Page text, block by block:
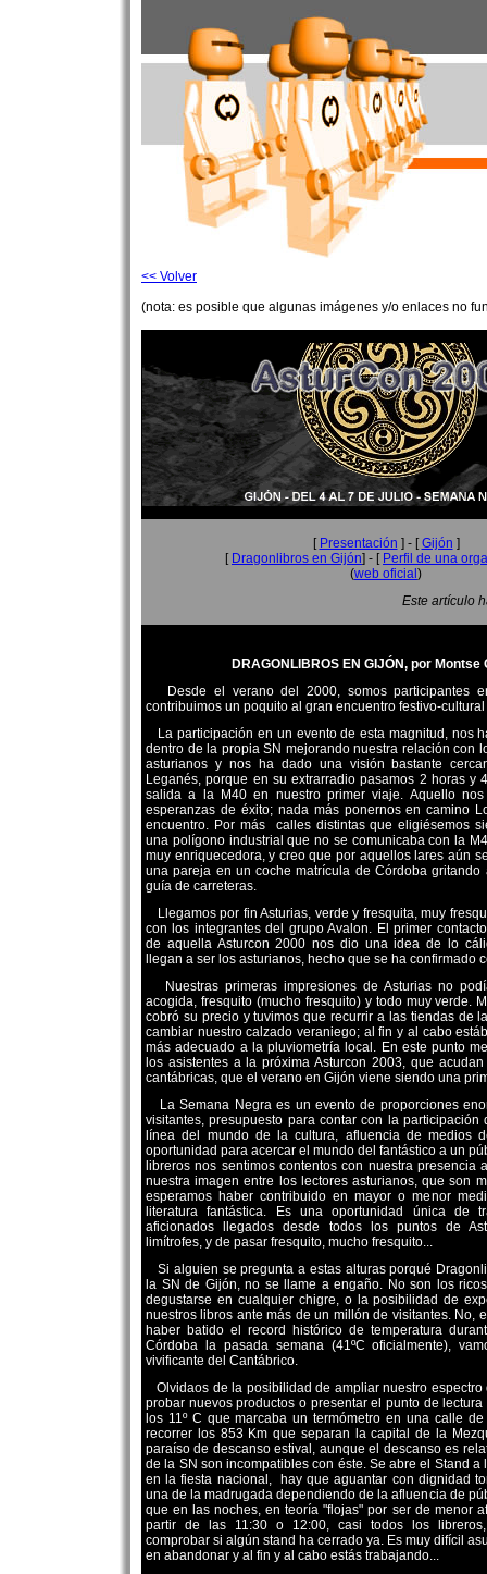
<< Volver
(nota: es posible que algunas imágenes y/o enlaces no
[ Presentación ] - [Gijón ]
[ Dragonlibros en Gijón] - [ Perfil de una
(web oficial )
Este artículo
DRAGONLIBROS EN GIJÓN, por Montse
Desde el verano del 2000, somos participantes
contribuimos un poquito al gran encuentro festivo-
La participación en un evento de esta magnitud, nos
dentro de la propia SN mejorando nuestra relación con
asturianos y nos ha dado una visión bastante
Leganés, porque en su extrarradio pasamos 2 horas y
salida a la M40 en nuestro primer viaje. Aquello
esperanzas de éxito; nada más ponernos en camino
encuentro. Por más calles distintas que eligiésemos
una polígono industrial que no se comunicaba con la
muy enriquecedora, y creo que por aquellos lares aún
una pareja en un coche matrícula de Córdoba
guía de carreteras.
Llegamos por fin Asturias, verde y fresquita, muy
con los integrantes del grupo Avalon. El primer
de aquella Asturcon 2000 nos dio una idea de lo
llegan a ser los asturianos, hecho que se ha confirmado
Nuestras primeras impresiones de Asturias no
acogida, fresquito (mucho fresquito) y todo muy verde.
cobró su precio y tuvimos que recurrir a las tiendas de
cambiar nuestro calzado veraniego; al fin y al cabo
más adecuado a la pluviometría local. En este punto
los asistentes a la próxima Asturcon 2003, que
cantábricas, que el verano en Gijón viene siendo una
La Semana Negra es un evento de proporciones
visitantes, presupuesto para contar con la participación
línea del mundo de la cultura, afluencia de medios
oportunidad para acercar el mundo del fantástico a un
libreros nos sentimos contentos con nuestra presencia
nuestra imagen entre los lectores asturianos, que son
esperamos haber contribuido en mayor o menor
literatura fantástica. Es una oportunidad única de
aficionados llegados desde todos los puntos de
limítrofes, y de pasar fresquito, mucho fresquito...
Si alguien se pregunta a estas alturas porqué
la SN de Gijón, no se llame a engaño. No son los
degustarse en cualquier chigre, o la posibilidad de
nuestros libros ante más de un millón de visitantes. No,
haber batido el record histórico de temperatura
Córdoba la pasada semana (41ºC oficialmente),
vivificante del Cantábrico.
Olvidaos de la posibilidad de ampliar nuestro espectro
probar nuevos productos o presentar el punto de
los 11º C que marcaba un termómetro en una calle
recorrer los 853 Km que separan la capital de la
paraíso de descanso estival, aunque el descanso es
de la SN son incompatibles con éste. Se abre el Stand a
en la fiesta nacional, hay que aguantar con dignidad
una de la madrugada dependiendo de la afluencia de
que en las noches, en teoría "flojas" por ser de menor
partir de las 11:30 o 12:00, casi todos los
comprobar si algún stand ha cerrado ya. Es muy difícil
en abandonar y al fin y al cabo estás trabajando...